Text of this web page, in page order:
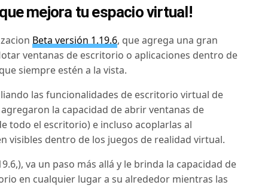
mejora tu espacio virtual!
Beta versión 1.19.6, que agrega una gran
ventanas de escritorio o aplicaciones dentro de
siempre estén a la vista.
las funcionalidades de escritorio virtual de
la capacidad de abrir ventanas de
todo el escritorio) e incluso acoplarlas al
visibles dentro de los juegos de realidad virtual.
va un paso más allá y le brinda la capacidad de
en cualquier lugar a su alrededor mientras las